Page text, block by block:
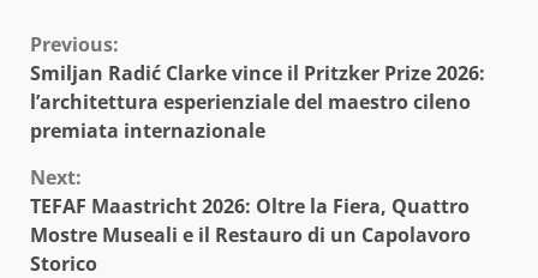
Continue
Reading
Previous:
Smiljan Radić Clarke vince il Pritzker Prize 2026:
l’architettura esperienziale del maestro cileno
premiata internazionale
Next:
TEFAF Maastricht 2026: Oltre la Fiera, Quattro
Mostre Museali e il Restauro di un Capolavoro
Storico